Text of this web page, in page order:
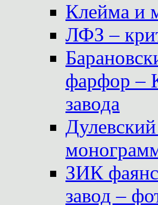
Клейма и
ЛФЗ –
фарфор –
завода
ЗИК
завод –